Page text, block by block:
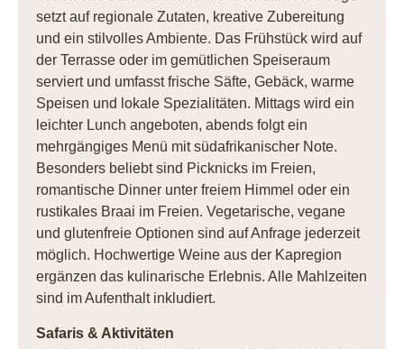
setzt auf regionale Zutaten, kreative Zubereitung
und ein stilvolles Ambiente. Das Frühstück wird auf
der Terrasse oder im gemütlichen Speiseraum
serviert und umfasst frische Säfte, Gebäck, warme
Speisen und lokale Spezialitäten. Mittags wird ein
leichter Lunch angeboten, abends folgt ein
mehrgängiges Menü mit südafrikanischer Note.
Besonders beliebt sind Picknicks im Freien,
romantische Dinner unter freiem Himmel oder ein
rustikales Braai im Freien. Vegetarische, vegane
und glutenfreie Optionen sind auf Anfrage jederzeit
möglich. Hochwertige Weine aus der Kapregion
ergänzen das kulinarische Erlebnis. Alle Mahlzeiten
sind im Aufenthalt inkludiert.
Safaris & Aktivitäten